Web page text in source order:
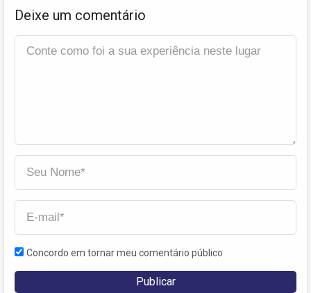
Deixe um comentário
Concordo em tornar meu comentário público